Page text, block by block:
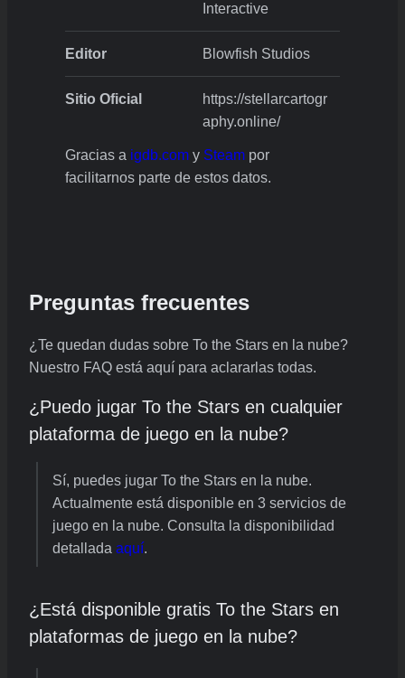
Interactive
Editor Blowfish Studios
Sitio Oficial
https://stellarcartogr
aphy.online/
Gracias a igdb.com y Steam por
facilitarnos parte de estos datos.
Preguntas frecuentes
¿Te quedan dudas sobre To the Stars en la nube?
Nuestro FAQ está aquí para aclararlas todas.
¿Puedo jugar To the Stars en cualquier
plataforma de juego en la nube?
Sí, puedes jugar To the Stars en la nube.
Actualmente está disponible en 3 servicios de
juego en la nube. Consulta la disponibilidad
detallada aquí.
¿Está disponible gratis To the Stars en
plataformas de juego en la nube?